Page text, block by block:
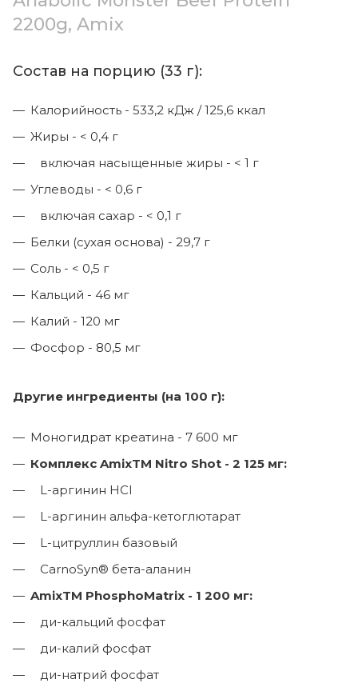
2200g, Amix
Состав на порцию (33 г):
Калорийность - 533,2 кДж / 125,6 ккал
Жиры - < 0,4 г
включая насыщенные жиры - < 1 г
Углеводы - < 0,6 г
включая сахар - < 0,1 г
Белки (сухая основа) - 29,7 г
Соль - < 0,5 г
Кальций - 46 мг
Калий - 120 мг
Фосфор - 80,5 мг
Другие ингредиенты (на 100 г):
Моногидрат креатина - 7 600 мг
Комплекс AmixTM Nitro Shot - 2 125 мг:
L-аргинин HCl
L-аргинин альфа-кетоглютарат
L-цитруллин базовый
CarnoSyn® бета-аланин
AmixTM PhosphoMatrix - 1 200 мг:
ди-кальций фосфат
ди-калий фосфат
ди-натрий фосфат